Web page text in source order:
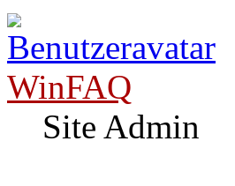
WinFAQ
Site Admin